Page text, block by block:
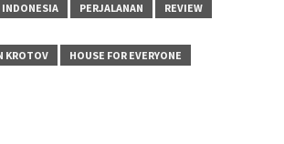
INDONESIA PERJALANAN
REVIEW
KROTOV
HOUSE FOR EVERYONE